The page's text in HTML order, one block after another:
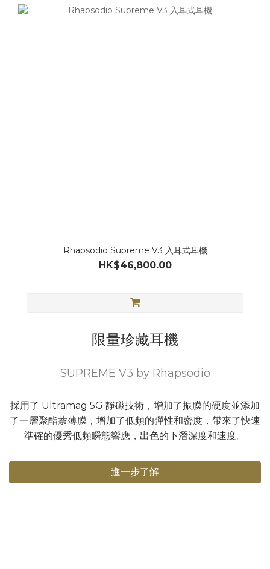
Rhapsodio Supreme V3 入耳式耳機
HK$46,800.00
限量珍藏耳機
SUPREME V3 by Rhapsodio
採用了 Ultramag 5G 靜磁技術，增加了振膜的硬度並添加
了一層聚酯萘薄膜，增加了低頻的彈性和密度，帶來了快速
準確的優秀低頻瞬態響應，出色的下潛深度和速度。
進一步了解